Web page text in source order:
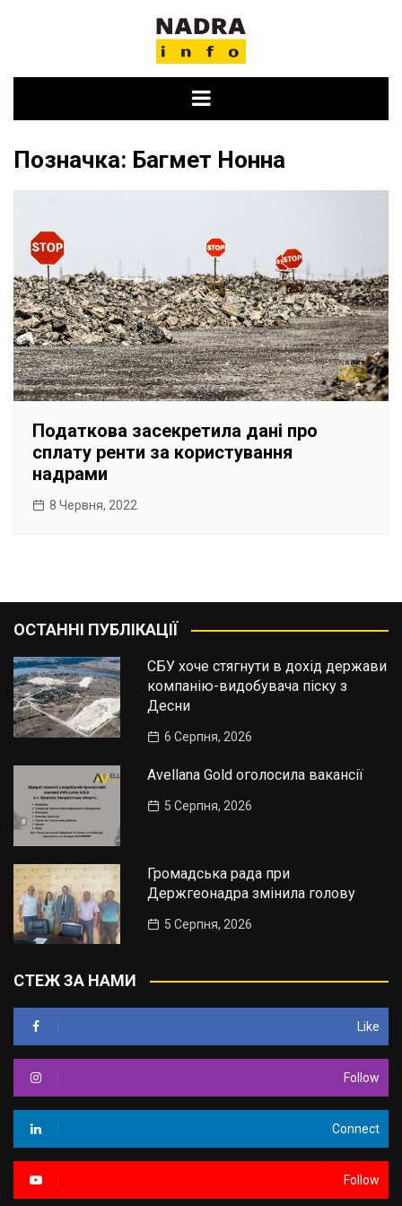
Позначка: Багмет Нонна
Податкова засекретила дані про
сплату ренти за користування
надрами
8 Червня, 2022
ОСТАННІ ПУБЛІКАЦІЇ
СБУ хоче стягнути в дохід держави
компанію-видобувача піску з
Десни
6 Серпня, 2026
Avellana Gold оголосила вакансії
5 Серпня, 2026
Громадська рада при
Держгеонадра змінила голову
5 Серпня, 2026
СТЕЖ ЗА НАМИ
Like
Follow
Connect
Follow